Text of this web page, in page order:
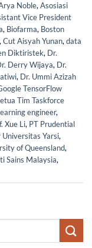
Noble, Asosiasi
Vice President
, Biofarma, Boston
, Cut Aisyah Yunan, data
Diktiristek, Dr.
Derry Wijaya, Dr.
, Dr. Ummi Azizah
TensorFlow
Tim Taskforce
engineer,
Xue Li, PT Prudential
Universitas Yarsi,
of Queensland,
Sains Malaysia,